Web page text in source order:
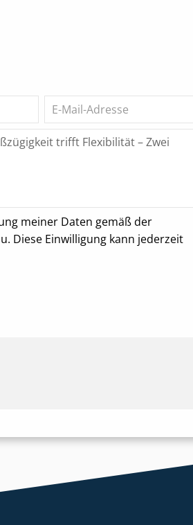
meiner Daten gemäß der
Diese Einwilligung kann jederzeit